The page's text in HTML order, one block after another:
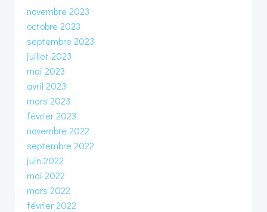
novembre 2023
octobre 2023
septembre 2023
juillet 2023
mai 2023
avril 2023
mars 2023
février 2023
novembre 2022
septembre 2022
juin 2022
mai 2022
mars 2022
février 2022